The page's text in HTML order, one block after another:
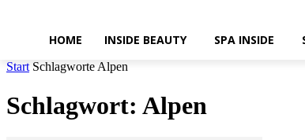
HOME INSIDE BEAUTY SPA INSIDE
Start Schlagworte Alpen
Schlagwort: Alpen